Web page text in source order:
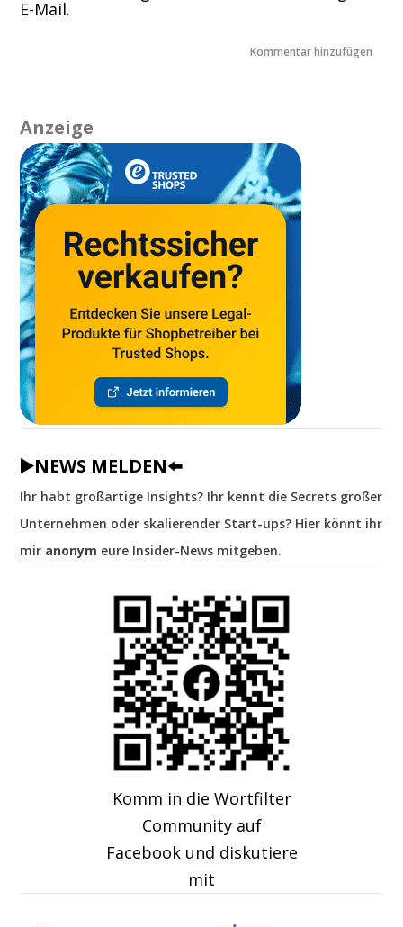
E-Mail.
Anzeige
▶️NEWS MELDEN⬅️
Ihr habt großartige Insights? Ihr kennt die Secrets großer
Unternehmen oder skalierender Start-ups? Hier könnt ihr
mir anonym eure Insider-News mitgeben.
Komm in die Wortfilter
Community auf
Facebook und diskutiere
mit